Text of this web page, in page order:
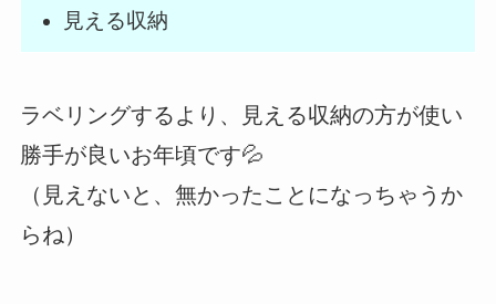
見える収納
ラベリングするより、見える収納の方が使い
勝手が良いお年頃です💦
（見えないと、無かったことになっちゃうか
らね）